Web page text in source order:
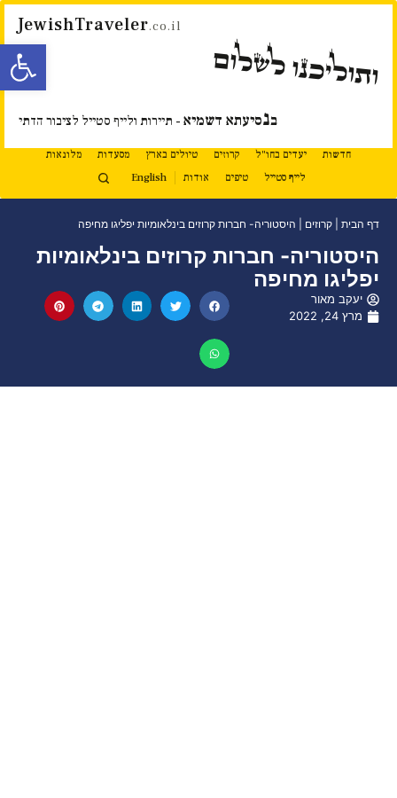
פתח
JewishTraveler.co.il
ותוליכנו לשלום
בנסיעתא דשמיא - תיירות ולייף סטייל לציבור הדתי
חדשות יעדים בחו"ל קרוזים טיולים בארץ מסעדות
מלונאות
לייף סטייל
טיפים אודות English
דף הבית קרוזים היסטוריה- חברות קרוזים בינלאומיות יפליגו מחיפה
היסטוריה- חברות קרוזים בינלאומיות
יפליגו מחיפה
יעקב מאור
מרץ 24, 2022